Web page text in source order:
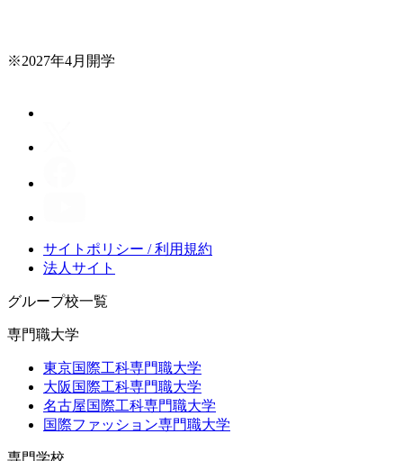
※2027年4月開学
サイトポリシー / 利用規約
法人サイト
グループ校一覧
専門職大学
東京国際工科専門職大学
大阪国際工科専門職大学
名古屋国際工科専門職大学
国際ファッション専門職大学
専門学校